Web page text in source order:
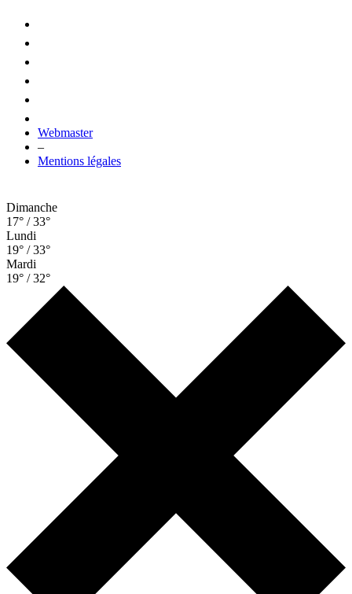
Webmaster
–
Mentions légales
Dimanche
17° / 33°
Lundi
19° / 33°
Mardi
19° / 32°